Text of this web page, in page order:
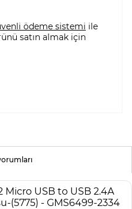
ödeme sistemi ile
satın almak için